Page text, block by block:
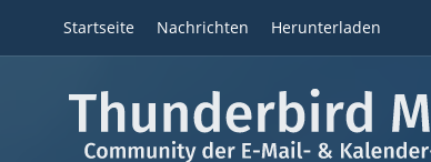
Startseite Nachrichten Herunterladen